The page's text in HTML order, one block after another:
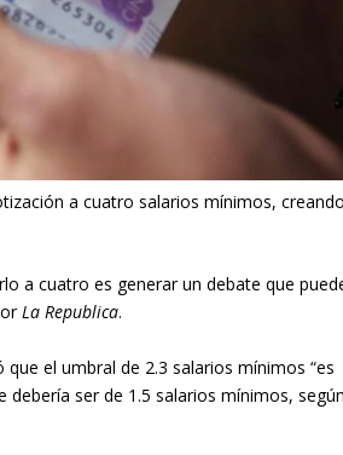
a cuatro salarios mínimos,
a cuatro es generar un debate que
La Republica.
el umbral de 2.3 salarios mínimos “es
ser de 1.5 salarios mínimos,